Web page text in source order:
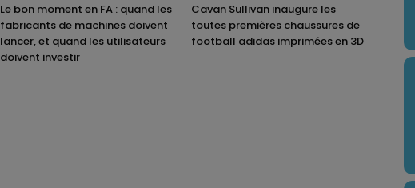
Le bon moment en FA : quand les
fabricants de machines doivent
lancer, et quand les utilisateurs
doivent investir
Cavan Sullivan inaugure les
toutes premières chaussures de
football adidas imprimées en 3D